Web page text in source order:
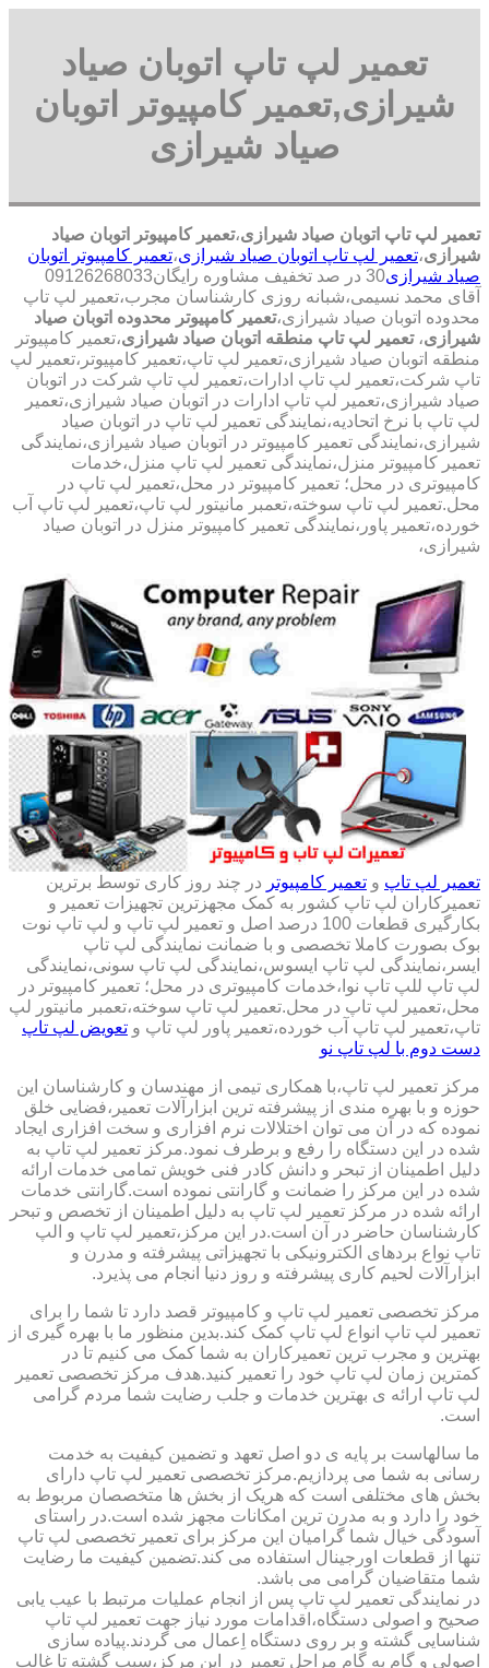
تعمیر لپ تاپ اتوبان صیاد
شیرازی,تعمیر کامپیوتر اتوبان
صیاد شیرازی
تعمیر لپ تاپ اتوبان صیاد شیرازی،تعمیر کامپیوتر اتوبان صیاد
شیرازی،تعمیر لپ تاپ اتوبان صیاد شیرازی،تعمیر کامپیوتر اتوبان
صیاد شیرازی
30 در صد تخفیف مشاوره رایگان09126268033
آقای محمد نسیمی،شبانه روزی کارشناسان مجرب،تعمیر لپ تاپ
محدوده اتوبان صیاد شیرازی،تعمیر کامپیوتر محدوده اتوبان صیاد
شیرازی، تعمیر لپ تاپ منطقه اتوبان صیاد شیرازی،تعمیر کامپیوتر
منطقه اتوبان صیاد شیرازی،تعمیر لپ تاپ،تعمیر کامپیوتر،تعمیر لپ
تاپ شرکت،تعمیر لپ تاپ ادارات،تعمیر لپ تاپ شرکت در اتوبان
صیاد شیرازی،تعمیر لپ تاپ ادارات در اتوبان صیاد شیرازی،تعمیر
لپ تاپ با نرخ اتحادیه،نمایندگی تعمیر لپ تاپ در اتوبان صیاد
شیرازی،نمایندگی تعمیر کامپیوتر در اتوبان صیاد شیرازی،نمایندگی
تعمیر کامپیوتر منزل،نمایندگی تعمیر لپ تاپ منزل،خدمات
کامپیوتری در محل؛ تعمیر کامپیوتر در محل،تعمیر لپ تاپ در
محل.تعمیر لپ تاپ سوخته،تعمبر مانیتور لپ تاپ،تعمیر لپ تاپ آب
خورده،تعمیر پاور،نمایندگی تعمیر کامپیوتر منزل در اتوبان صیاد
شیرازی،
تعمیر لپ تاپ و تعمیر کامپیوتر در چند روز کاری توسط برترین
تعمیرکاران لپ تاپ کشور به کمک مجهزترین تجهیزات تعمیر و
بکارگیری قطعات 100 درصد اصل و تعمیر لپ تاپ و لپ تاپ نوت
بوک بصورت کاملا تخصصی و با ضمانت نمایندگی لپ تاپ
ایسر،نمایندگی لپ تاپ ایسوس،نمایندگی لپ تاپ سونی،نمایندگی
لپ تاپ للپ تاپ نوا،خدمات کامپیوتری در محل؛ تعمیر کامپیوتر در
محل،تعمیر لپ تاپ در محل.تعمیر لپ تاپ سوخته،تعمبر مانیتور لپ
تاپ،تعمیر لپ تاپ آب خورده،تعمیر پاور لپ تاپ و تعویض لپ تاپ
دست دوم با لپ تاپ نو
مرکز تعمیر لپ تاپ،با همکاری تیمی از مهندسان و کارشناسان این
حوزه و با بهره مندی از پیشرفته ترین ابزارآلات تعمیر،فضایی خلق
نموده که در آن می توان اختلالات نرم افزاری و سخت افزاری ایجاد
شده در این دستگاه را رفع و برطرف نمود.مرکز تعمیر لپ تاپ به
دلیل اطمینان از تبحر و دانش کادر فنی خویش تمامی خدمات ارائه
شده در این مرکز را ضمانت و گارانتی نموده است.گارانتی خدمات
ارائه شده در مرکز تعمیر لپ تاپ به دلیل اطمینان از تخصص و تبحر
کارشناسان حاضر در آن است.در این مرکز،تعمیر لپ تاپ و الپ
تاپ نواع بردهای الکترونیکی با تجهیزاتی پیشرفته و مدرن و
ابزارآلات لحیم کاری پیشرفته و روز دنیا انجام می پذیرد.
مرکز تخصصی تعمیر لپ تاپ و کامپیوتر قصد دارد تا شما را برای
تعمیر لپ تاپ انواع لپ تاپ کمک کند.بدین منظور ما با بهره گیری از
بهترین و مجرب ترین تعمیرکاران به شما کمک می کنیم تا در
کمترین زمان لپ تاپ خود را تعمیر کنید.هدف مرکز تخصصی تعمیر
لپ تاپ ارائه ی بهترین خدمات و جلب رضایت شما مردم گرامی
است.
ما سالهاست بر پایه ی دو اصل تعهد و تضمین کیفیت به خدمت
رسانی به شما می پردازیم.مرکز تخصصی تعمیر لپ تاپ دارای
بخش های مختلفی است که هریک از بخش ها متخصصان مربوط به
خود را دارد و به مدرن ترین امکانات مجهز شده است.در راستای
آسودگی خیال شما گرامیان این مرکز برای تعمیر تخصصی لپ تاپ
تنها از قطعات اورجینال استفاده می کند.تضمین کیفیت ما رضایت
شما متقاضیان گرامی می باشد.
در نمایندگی تعمیر لپ تاپ پس از انجام عملیات مرتبط با عیب یابی
صحیح و اصولی دستگاه،اقدامات مورد نیاز جهت تعمیر لپ تاپ
شناسایی گشته و بر روی دستگاه اِعمال می گردند.پیاده سازی
اصولی و گام به گام مراحل تعمیر در این مرکز،سبب گشته تا غالب